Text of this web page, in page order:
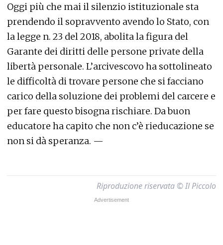
Oggi più che mai il silenzio istituzionale sta
prendendo il sopravvento avendo lo Stato, con
la legge n. 23 del 2018, abolita la figura del
Garante dei diritti delle persone private della
libertà personale. L’arcivescovo ha sottolineato
le difficoltà di trovare persone che si facciano
carico della soluzione dei problemi del carcere e
per fare questo bisogna rischiare. Da buon
educatore ha capito che non c’è rieducazione se
non si dà speranza. —
Riproduzione riservata © Il Piccolo